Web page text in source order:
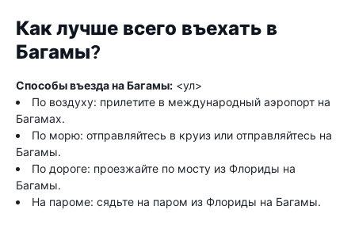
Как лучше всего въехать в
Багамы?
Способы въезда на Багамы: <ул>
По воздуху: прилетите в международный аэропорт на
Багамах.
По морю: отправляйтесь в круиз или отправляйтесь на
Багамы.
По дороге: проезжайте по мосту из Флориды на
Багамы.
На пароме: сядьте на паром из Флориды на Багамы.